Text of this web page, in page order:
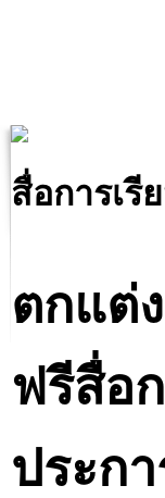
สื่อการเรี
ตกแต่
ฟรีสื่อ
ประก